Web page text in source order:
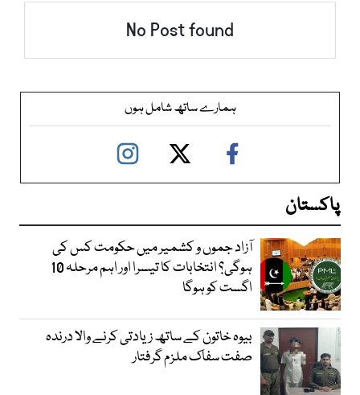
No Post found
ہمارے ساتھ شامل ہوں
پاکستان
آزاد جموں و کشمیر میں حکومت کس کی
ہوگی؟ انتخابات کا تیسرا اور اہم مرحلہ 10
اگست کو ہوگا
بیوہ خاتون کے ساتھ زیادتی کرنے والا درندہ
صفت سفاک ملزم گرفتار